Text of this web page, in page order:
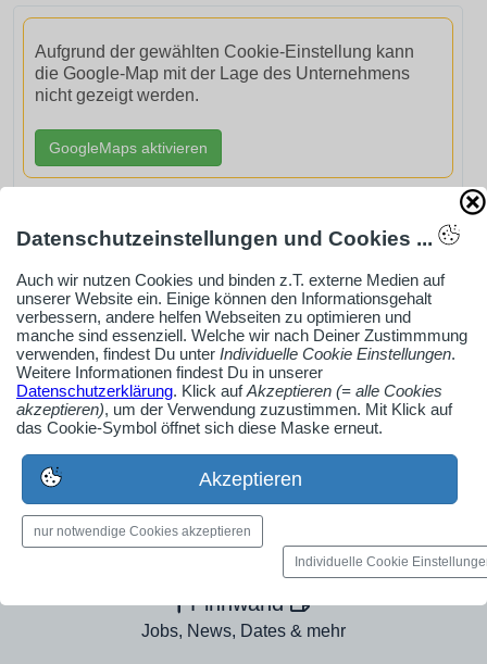
Aufgrund der gewählten Cookie-Einstellung kann
die Google-Map mit der Lage des Unternehmens
nicht gezeigt werden.
GoogleMaps aktivieren
AdSense smARTe inArticle-Anzeige aktivieren
Ob Solo-Selbsständiger, Handwerksbetrieb oder
Industrieunternehmen
Erstelle jetzt ein gratis Firmenprofil für dein Unternehmen:
jetzt registrieren
Medien-Galerie
Bilder, PDFs, Audio, Video
Pinnwand
Jobs, News, Dates & mehr
Datenschutzeinstellungen und Cookies ...
Auch wir nutzen Cookies und binden z.T. externe Medien auf
unserer Website ein. Einige können den Informationsgehalt
verbessern, andere helfen Webseiten zu optimieren und
manche sind essenziell. Welche wir nach Deiner Zustimmmung
verwenden, findest Du unter Individuelle Cookie Einstellungen.
Weitere Informationen findest Du in unserer
Datenschutzerklärung. Klick aufAkzeptieren (= alle Cookies
akzeptieren), um der Verwendung zuzustimmen. Mit Klick auf
das Cookie-Symbol öffnet sich diese Maske erneut.
Akzeptieren
nur notwendige Cookies akzeptieren
Individuelle Cookie